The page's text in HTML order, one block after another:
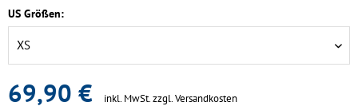
US Größen:
69,90 € inkl. MwSt.zzgl. Versandkosten